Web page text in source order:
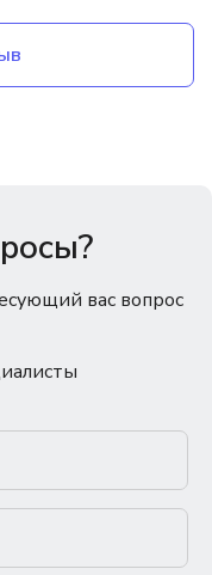
вас вопрос